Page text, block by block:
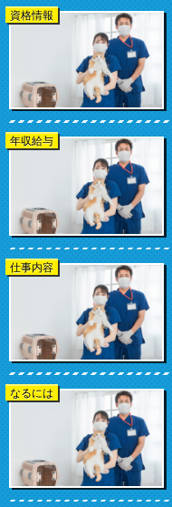
資格情報
年収給与
仕事内容
なるには